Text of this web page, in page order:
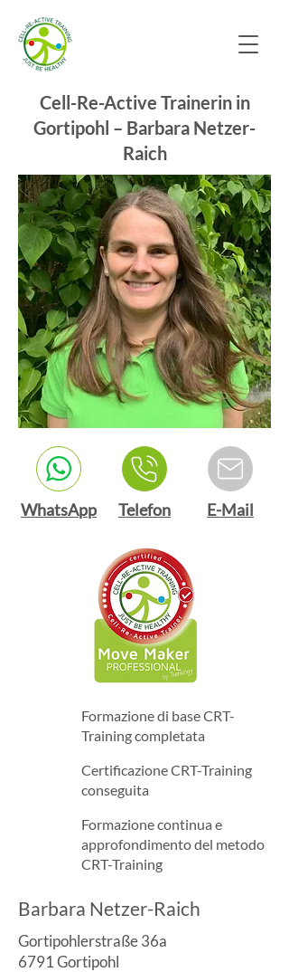
Cell-Re-Active Trainerin in
Gortipohl – Barbara Netzer-
Raich
WhatsApp Telefon E-Mail
Formazione di base CRT-
Training completata
Certificazione CRT-Training
conseguita
Formazione continua e
approfondimento del metodo
CRT-Training
Barbara Netzer-Raich
Gortipohlerstraße 36a
6791 Gortipohl